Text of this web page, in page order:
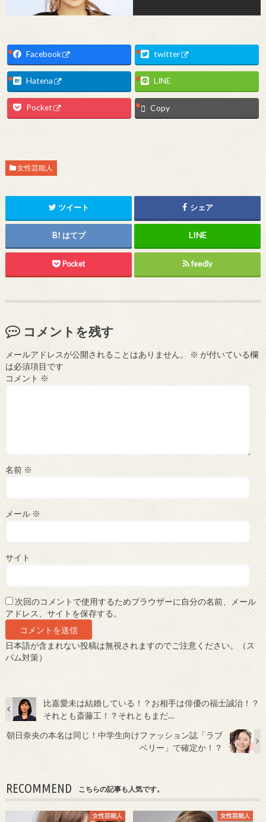
Facebook twitter
Hatena LINE
Pocket Copy
女性芸能人
ツイート シェア
はてブ
Pocket feedly
コメントを残す
メールアドレスが公開されることはありません。 ※ が付いている欄
は必須項目です
コメント ※
名前 ※
メール ※
サイト
次回のコメントで使用するためブラウザーに自分の名前、メール
アドレス、サイトを保存する。
日本語が含まれない投稿は無視されますのでご注意ください。（ス
パム対策）
比嘉愛未は結婚している！？お相手は俳優の福士誠治！？
それとも斎藤工！？それともまだ…
朝日奈央の本名は同じ！中学生向けファッション誌「ラブ
ベリー」で確定か！？
RECOMMEND こちらの記事も人気です。
女性芸能人 女性芸能人